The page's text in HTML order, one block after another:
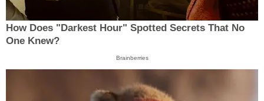
How Does "Darkest Hour" Spotted Secrets That No
One Knew?
Brainberries